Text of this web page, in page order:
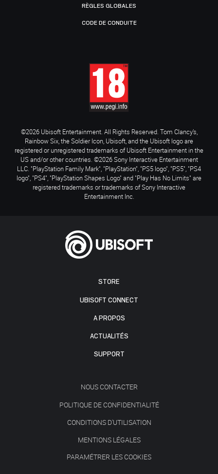
STORE
UBISOFT CONNECT
A PROPOS
ACTUALITÉS
SUPPORT
NOUS CONTACTER
POLITIQUE DE CONFIDENTIALITÉ
CONDITIONS D'UTILISATION
MENTIONS LÉGALES
PARAMÉTRER LES COOKIES
RÈGLES GLOBALES
CODE DE CONDUITE
©2026 Ubisoft Entertainment. All Rights Reserved. Tom Clancy’s,
Rainbow Six, the Soldier Icon, Ubisoft, and the Ubisoft logo are
registered or unregistered trademarks of Ubisoft Entertainment in the
US and/or other countries. ©2026 Sony Interactive Entertainment
LLC. "PlayStation Family Mark", "PlayStation", "PS5 logo", "PS5", "PS4
logo", "PS4", "PlayStation Shapes Logo" and "Play Has No Limits" are
registered trademarks or trademarks of Sony Interactive
Entertainment Inc.